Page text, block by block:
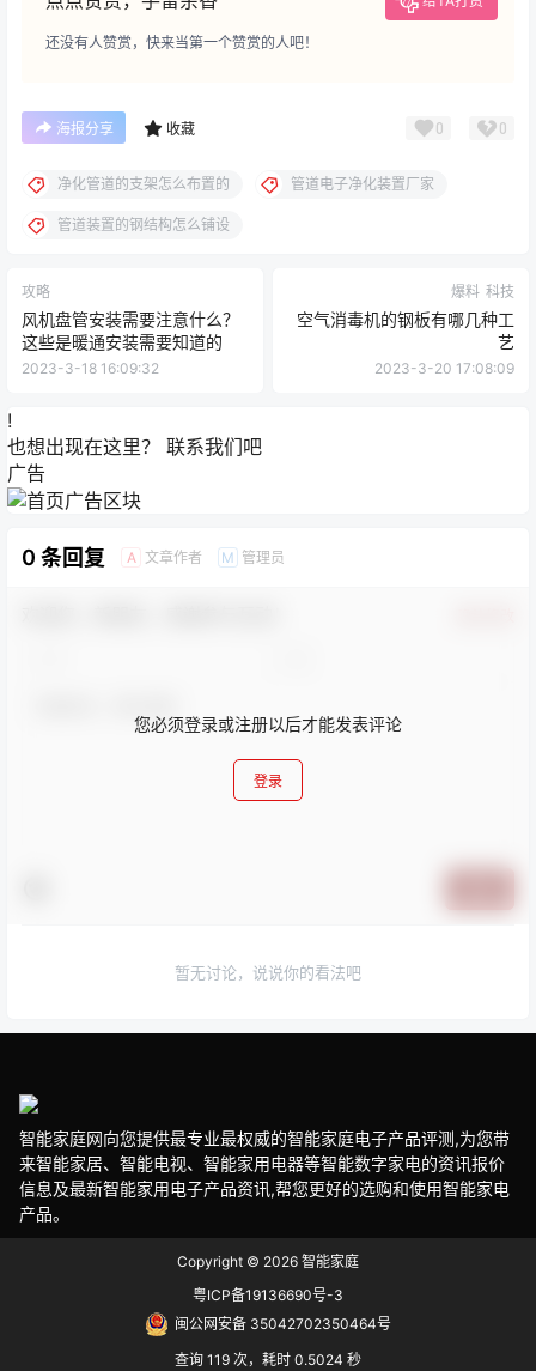
还没有人赞赏，快来当第一个赞赏的人吧！
海报分享 收藏 0 0
净化管道的支架怎么布置的 管道电子净化装置厂家
管道装置的钢结构怎么铺设
攻略
风机盘管安装需要注意什么？
这些是暖通安装需要知道的
2023-3-18 16:09:32
爆料 科技
空气消毒机的钢板有哪几种工
艺
2023-3-20 17:08:09
!
也想出现在这里？ 联系我们吧
广告
0 条回复 A 文章作者 M 管理员
您必须登录或注册以后才能发表评论
登录
暂无讨论，说说你的看法吧
智能家庭网向您提供最专业最权威的智能家庭电子产品评测,为您带
来智能家居、智能电视、智能家用电器等智能数字家电的资讯报价
信息及最新智能家用电子产品资讯,帮您更好的选购和使用智能家电
产品。
Copyright © 2026 智能家庭
粤ICP备19136690号-3
闽公网安备 35042702350464号
查询 119 次，耗时 0.5024 秒